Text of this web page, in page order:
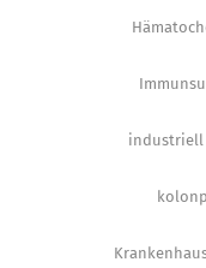
industriell